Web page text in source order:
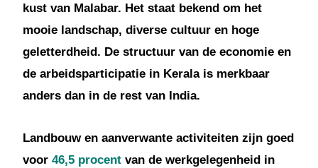
kust van Malabar. Het staat bekend om het
mooie landschap, diverse cultuur en hoge
geletterdheid. De structuur van de economie en
de arbeidsparticipatie in Kerala is merkbaar
anders dan in de rest van India.
Landbouw en aanverwante activiteiten zijn goed
voor46,5 procent van de werkgelegenheid in